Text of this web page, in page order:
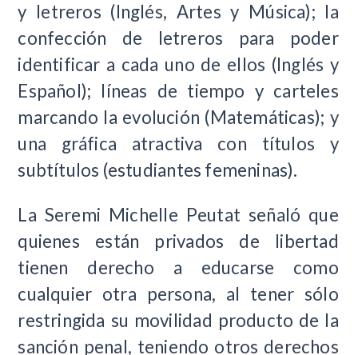
y letreros (Inglés, Artes y Música); la
confección de letreros para poder
identificar a cada uno de ellos (Inglés y
Español); líneas de tiempo y carteles
marcando la evolución (Matemáticas); y
una gráfica atractiva con títulos y
subtítulos (estudiantes femeninas).
La Seremi Michelle Peutat señaló que
quienes están privados de libertad
tienen derecho a educarse como
cualquier otra persona, al tener sólo
restringida su movilidad producto de la
sanción penal, teniendo otros derechos